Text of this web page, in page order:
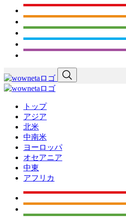
トップ
アジア
北米
中南米
ヨーロッパ
オセアニア
中東
アフリカ